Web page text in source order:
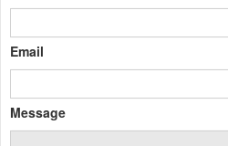
Email
Message